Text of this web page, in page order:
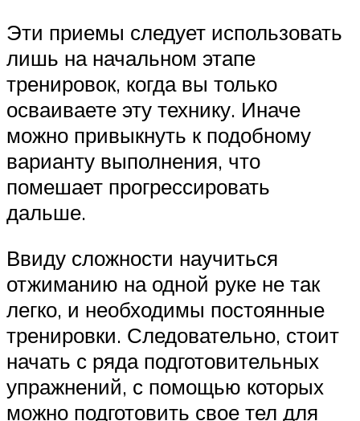
Эти приемы следует использовать
лишь на начальном этапе
тренировок, когда вы только
осваиваете эту технику. Иначе
можно привыкнуть к подобному
варианту выполнения, что
помешает прогрессировать
дальше.
Ввиду сложности научиться
отжиманию на одной руке не так
легко, и необходимы постоянные
тренировки. Следовательно, стоит
начать с ряда подготовительных
упражнений, с помощью которых
можно подготовить свое тел для